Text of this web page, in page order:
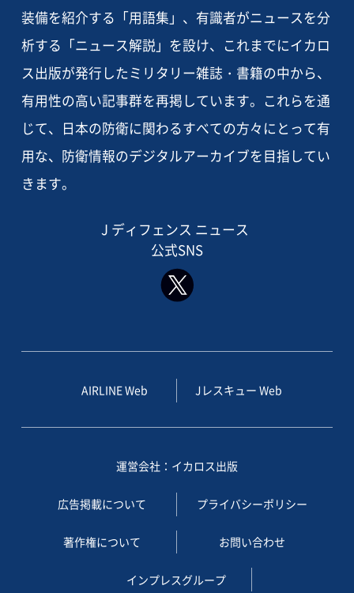
装備を紹介する「用語集」、有識者がニュースを分
析する「ニュース解説」を設け、これまでにイカロ
ス出版が発行したミリタリー雑誌・書籍の中から、
有用性の高い記事群を再掲しています。これらを通
じて、日本の防衛に関わるすべての方々にとって有
用な、防衛情報のデジタルアーカイブを目指してい
きます。
J ディフェンス ニュース
公式SNS
AIRLINE Web Jレスキュー Web
運営会社：イカロス出版
広告掲載について プライバシーポリシー
著作権について お問い合わせ
インプレスグループ